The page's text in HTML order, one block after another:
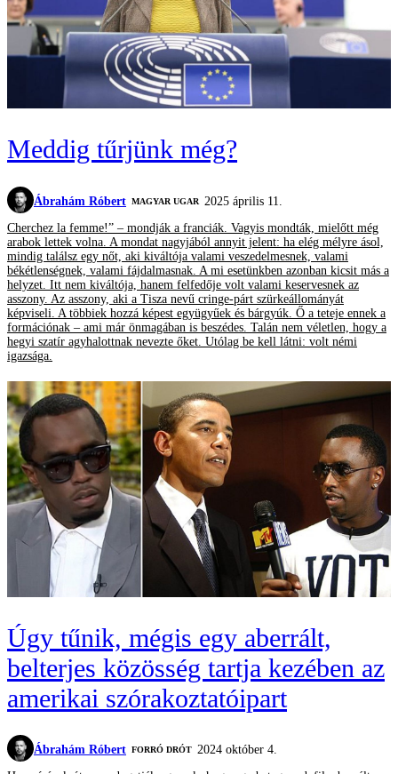
Meddig tűrjünk még?
Ábrahám Róbert MAGYAR UGAR
2025 április 11.
Cherchez la femme!” – mondják a franciák. Vagyis mondták, mielőtt még
arabok lettek volna. A mondat nagyjából annyit jelent: ha elég mélyre ásol,
mindig találsz egy nőt, aki kiváltója valami veszedelmesnek, valami
békétlenségnek, valami fájdalmasnak. A mi esetünkben azonban kicsit más a
helyzet. Itt nem kiváltója, hanem felfedője volt valami keservesnek az
asszony. Az asszony, aki a Tisza nevű cringe-párt szürkeállományát
képviseli. A többiek hozzá képest együgyűek és bárgyúk. Ő a teteje ennek a
formációnak – ami már önmagában is beszédes. Talán nem véletlen, hogy a
hegyi szatír agyhalottnak nevezte őket. Utólag be kell látni: volt némi
igazsága.
Úgy tűnik, mégis egy aberrált,
belterjes közösség tartja kezében az
amerikai szórakoztatóipart
Ábrahám Róbert FORRÓ DRÓT 2024 október 4.